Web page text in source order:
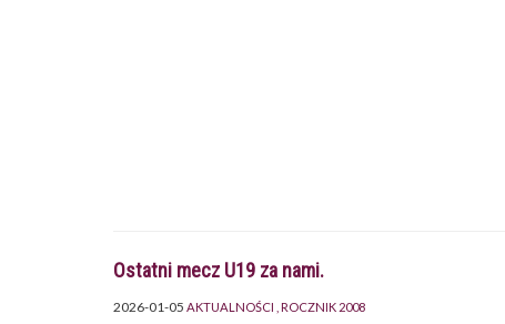
Ostatni mecz U19 za nami.
2026-01-05 AKTUALNOŚCI ROCZNIK 2008